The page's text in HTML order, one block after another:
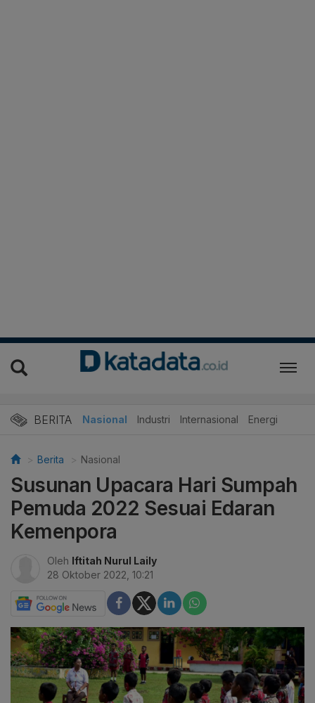
BERITA Nasional Industri Internasional Energi
Berita Nasional
Susunan Upacara Hari Sumpah
Pemuda 2022 Sesuai Edaran
Kemenpora
Oleh Iftitah Nurul Laily
28 Oktober 2022, 10:21